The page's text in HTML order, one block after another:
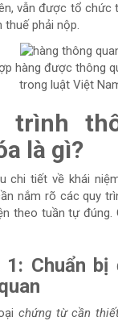
vẫn được tổ chức
thuế phải nộp.
hàng được thông
trong luật Việt
trình
là gì?
chi tiết về khái
nắm rõ các quy
theo tuần tự đúng.
1: Chuẩn
chứng từ cần